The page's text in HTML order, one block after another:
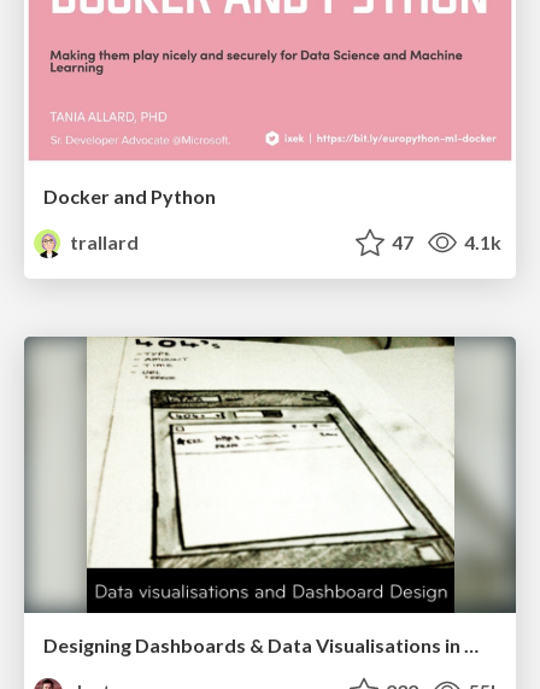
Docker and Python
trallard
47 4.1k
Designing Dashboards & Data Visualisations in Web Apps